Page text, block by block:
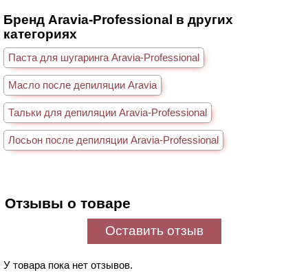
Бренд Aravia-Professional в других
категориях
Паста для шугаринга Aravia-Professional
Масло после депиляции Aravia
Тальки для депиляции Aravia-Professional
Лосьон после депиляции Aravia-Professional
Отзывы о товаре
Оставить отзыв
У товара пока нет отзывов.